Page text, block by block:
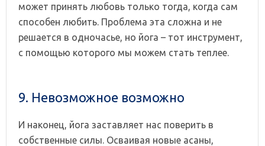
может принять любовь только тогда, когда сам
способен любить. Проблема эта сложна и не
решается в одночасье, но йога – тот инструмент,
с помощью которого мы можем стать теплее.
9. Невозможное возможно
И наконец, йога заставляет нас поверить в
собственные силы. Осваивая новые асаны,